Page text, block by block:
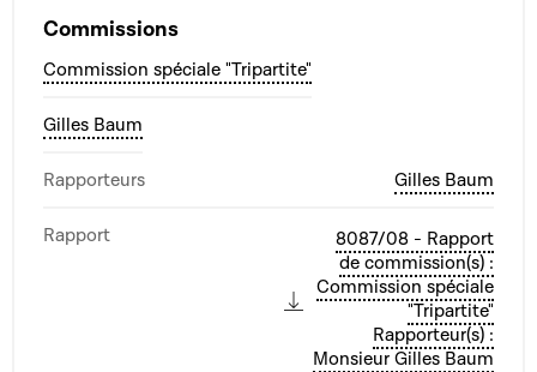
Commissions
Commission spéciale "Tripartite"
Gilles Baum
Rapporteurs Gilles Baum
Rapport
8087/08 - Rapport
de commission(s) :
Commission spéciale
"Tripartite"
Rapporteur(s) :
Monsieur Gilles Baum